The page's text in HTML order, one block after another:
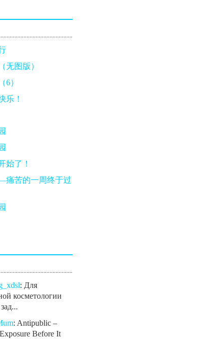
无图版）
6）
乐！
始了！
苦的一周终于过
: Для
косметологии
: Antipublic –
Before It